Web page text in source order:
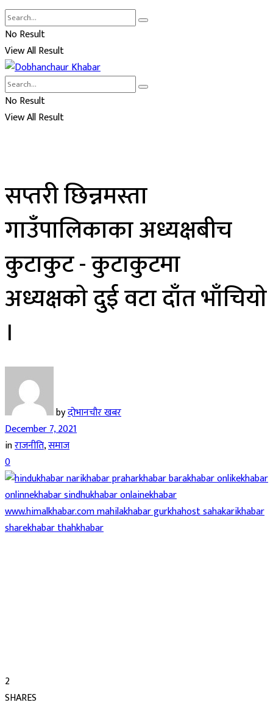
No Result
View All Result
No Result
View All Result
सप्तरी छिन्नमस्ता
गाउँपालिकाका अध्यक्षबीच
कुटाकुट ‌- ​कुटाकुटमा
अध्यक्षकाे दुई वटा दाँत भाँचियाे
।
byदोभानचौर खबर
December 7, 2021
inराजनीति,समाज
0
2
SHARES